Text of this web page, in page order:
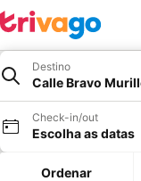
Destino
Calle Bravo
Check-in/out
Escolha as datas
Ordenar